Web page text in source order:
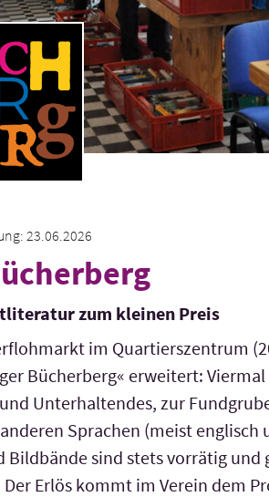
23.06.2026
zum kleinen Preis
im Quartiers­zentrum
Bücherberg« erweitert:
Unter­haltendes, zur
Sprachen (meist
Bildbände sind stets vorrätig
Erlös kommt im Verein dem